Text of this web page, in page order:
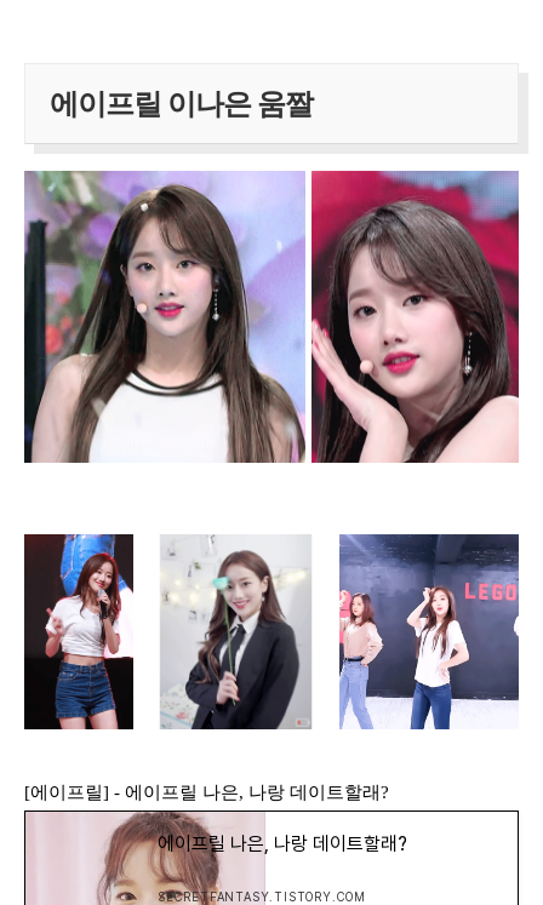
에이프릴 이나은 움짤
[에이프릴] - 에이프릴 나은, 나랑 데이트할래?
에이프릴 나은, 나랑 데이트할래?
SECRETFANTASY.TISTORY.COM